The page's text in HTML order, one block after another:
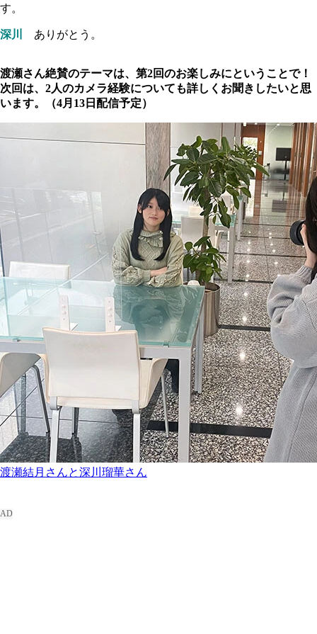
す。
深川 ありがとう。
渡瀬さん絶賛のテーマは、第2回のお楽しみにということで！
次回は、2人のカメラ経験についても詳しくお聞きしたいと思
います。（4月13日配信予定）
渡瀬結月さんと深川瑠華さん